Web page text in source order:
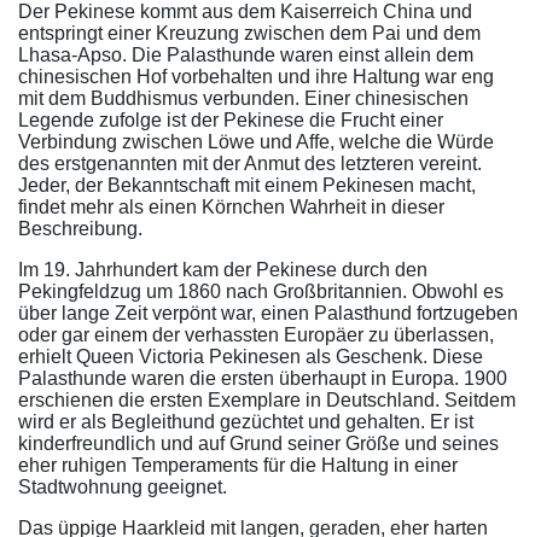
Der Pekinese kommt aus dem Kaiserreich China und
entspringt einer Kreuzung zwischen dem Pai und dem
Lhasa-Apso. Die Palasthunde waren einst allein dem
chinesischen Hof vorbehalten und ihre Haltung war eng
mit dem Buddhismus verbunden. Einer chinesischen
Legende zufolge ist der Pekinese die Frucht einer
Verbindung zwischen Löwe und Affe, welche die Würde
des erstgenannten mit der Anmut des letzteren vereint.
Jeder, der Bekanntschaft mit einem Pekinesen macht,
findet mehr als einen Körnchen Wahrheit in dieser
Beschreibung.
Im 19. Jahrhundert kam der Pekinese durch den
Pekingfeldzug um 1860 nach Großbritannien. Obwohl es
über lange Zeit verpönt war, einen Palasthund fortzugeben
oder gar einem der verhassten Europäer zu überlassen,
erhielt Queen Victoria Pekinesen als Geschenk. Diese
Palasthunde waren die ersten überhaupt in Europa. 1900
erschienen die ersten Exemplare in Deutschland. Seitdem
wird er als Begleithund gezüchtet und gehalten. Er ist
kinderfreundlich und auf Grund seiner Größe und seines
eher ruhigen Temperaments für die Haltung in einer
Stadtwohnung geeignet.
Das üppige Haarkleid mit langen, geraden, eher harten